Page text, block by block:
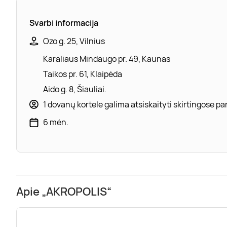
Svarbi informacija
Ozo g. 25, Vilnius
Karaliaus Mindaugo pr. 49, Kaunas
Taikos pr. 61, Klaipėda
Aido g. 8, Šiauliai.
1 dovanų kortele galima atsiskaityti skirtingose
6 mėn.
Apie „AKROPOLIS“